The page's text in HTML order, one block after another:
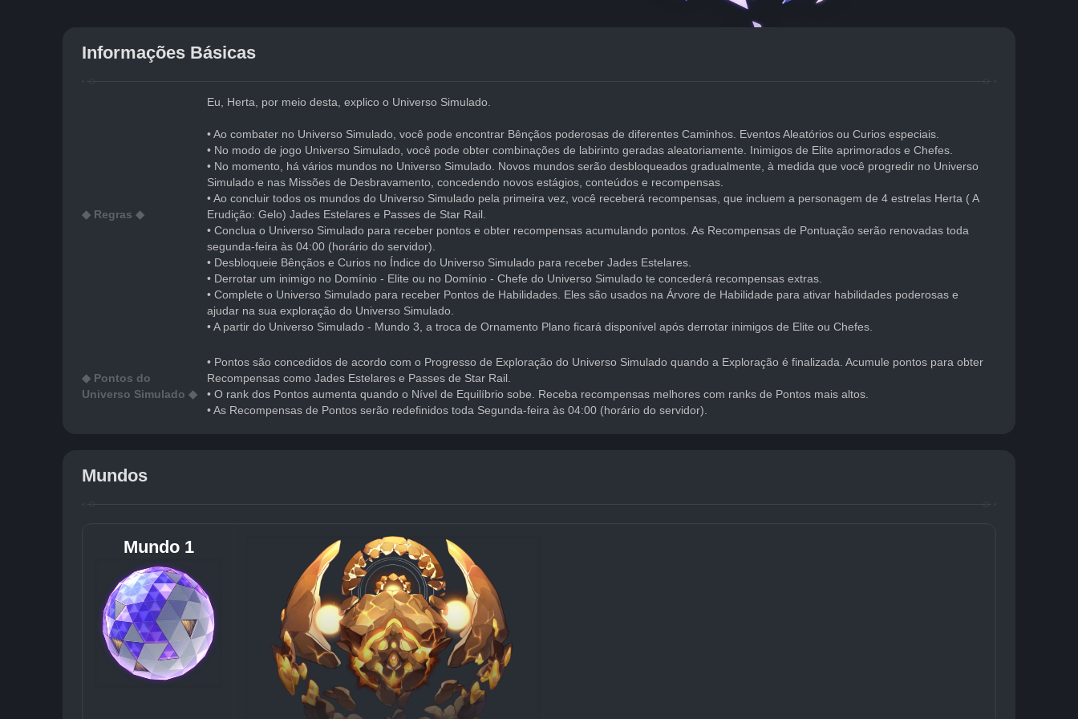
Informações Básicas
◆ Regras ◆
Eu, Herta, por meio desta, explico o Universo Simulado.
• Ao combater no Universo Simulado, você pode encontrar Bênçãos poderosas de diferentes Caminhos. Eventos Aleatórios ou Curios especiais.
• No modo de jogo Universo Simulado, você pode obter combinações de labirinto geradas aleatoriamente. Inimigos de Elite aprimorados e Chefes.
• No momento, há vários mundos no Universo Simulado. Novos mundos serão desbloqueados gradualmente, à medida que você progredir no Universo
Simulado e nas Missões de Desbravamento, concedendo novos estágios, conteúdos e recompensas.
• Ao concluir todos os mundos do Universo Simulado pela primeira vez, você receberá recompensas, que incluem a personagem de 4 estrelas Herta ( A
Erudição: Gelo) Jades Estelares e Passes de Star Rail.
• Conclua o Universo Simulado para receber pontos e obter recompensas acumulando pontos. As Recompensas de Pontuação serão renovadas toda
segunda-feira às 04:00 (horário do servidor).
• Desbloqueie Bênçãos e Curios no Índice do Universo Simulado para receber Jades Estelares.
• Derrotar um inimigo no Domínio - Elite ou no Domínio - Chefe do Universo Simulado te concederá recompensas extras.
• Complete o Universo Simulado para receber Pontos de Habilidades. Eles são usados na Árvore de Habilidade para ativar habilidades poderosas e
ajudar na sua exploração do Universo Simulado.
• A partir do Universo Simulado - Mundo 3, a troca de Ornamento Plano ficará disponível após derrotar inimigos de Elite ou Chefes.
◆ Pontos do
Universo Simulado ◆
• Pontos são concedidos de acordo com o Progresso de Exploração do Universo Simulado quando a Exploração é finalizada. Acumule pontos para obter
Recompensas como Jades Estelares e Passes de Star Rail.
• O rank dos Pontos aumenta quando o Nível de Equilíbrio sobe. Receba recompensas melhores com ranks de Pontos mais altos.
• As Recompensas de Pontos serão redefinidos toda Segunda-feira às 04:00 (horário do servidor).
Mundos
Mundo 1